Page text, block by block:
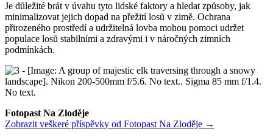
Je důležité brát v úvahu tyto lidské faktory a hledat způsoby, jak
minimalizovat jejich dopad na přežití losů v zimě. Ochrana
přirozeného prostředí a udržitelná lovba mohou pomoci udržet
populace losů stabilními a zdravými i v náročných zimních
podmínkách.
Fotopast Na Zloděje
Zobrazit veškeré příspěvky od Fotopast Na Zloděje →